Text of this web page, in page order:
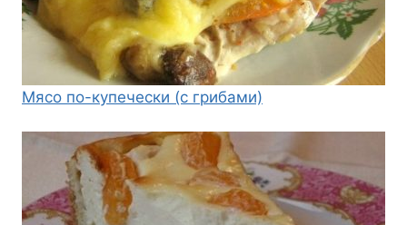
Мясо по-купечески (с грибами)